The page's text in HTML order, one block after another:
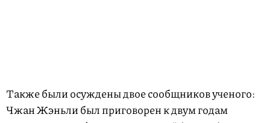
Также были осуждены двое сообщников ученого:
Чжан Жэньли был приговорен к двум годам